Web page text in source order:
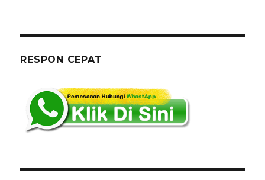
Event
Jakarta
Price
RESPON CEPAT